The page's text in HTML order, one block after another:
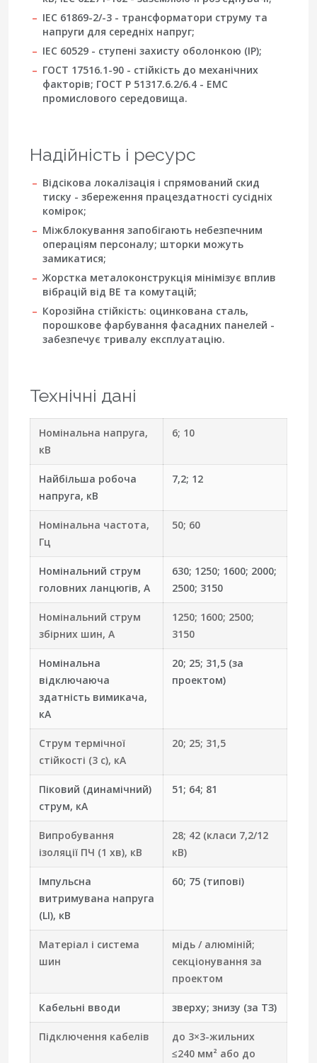
IEC 61869-2/-3 - трансформатори струму та
напруги для середніх напруг;
IEC 60529 - ступені захисту оболонкою (IP);
ГОСТ 17516.1-90 - стійкість до механічних
факторів; ГОСТ Р 51317.6.2/6.4 - ЕМС
промислового середовища.
Надійність і ресурс
Відсікова локалізація і спрямований скид
тиску - збереження працездатності сусідніх
комірок;
Міжблокування запобігають небезпечним
операціям персоналу; шторки можуть
замикатися;
Жорстка металоконструкція мінімізує вплив
вібрацій від ВЕ та комутацій;
Корозійна стійкість: оцинкована сталь,
порошкове фарбування фасадних панелей -
забезпечує тривалу експлуатацію.
Технічні дані
Номінальна напруга,
кВ
6; 10
Найбільша робоча
напруга, кВ
7,2; 12
Номінальна частота,
Гц
50; 60
Номінальний струм
головних ланцюгів, А
630; 1250; 1600; 2000;
2500; 3150
Номінальний струм
збірних шин, А
1250; 1600; 2500;
3150
Номінальна
відключаюча
здатність вимикача,
кА
20; 25; 31,5 (за
проектом)
Струм термічної
стійкості (3 с), кА
20; 25; 31,5
Піковий (динамічний)
струм, кА
51; 64; 81
Випробування
ізоляції ПЧ (1 хв), кВ
28; 42 (класи 7,2/12
кВ)
Імпульсна
витримувана напруга
(LI), кВ
60; 75 (типові)
Матеріал і система
шин
мідь / алюміній;
секціонування за
проектом
Кабельні вводи зверху; знизу (за ТЗ)
Підключення кабелів
до 3×3-жильних
≤240 мм² або до